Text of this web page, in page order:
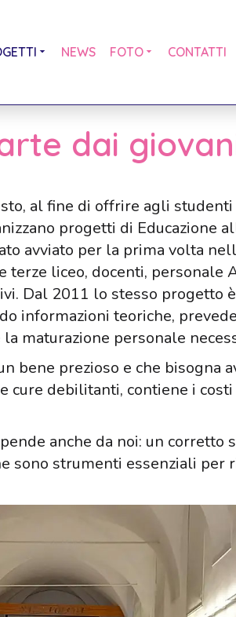
NEWS FOTO CONTATTI
dai
al fine di offrire agli
progetti di Educazione
avviato per la prima volta
liceo, docenti, personale
Dal 2011 lo stesso progetto
informazioni teoriche,
maturazione personale
bene prezioso e che bisogna
cure debilitanti, contiene i
anche da noi: un corretto
sono strumenti essenziali per